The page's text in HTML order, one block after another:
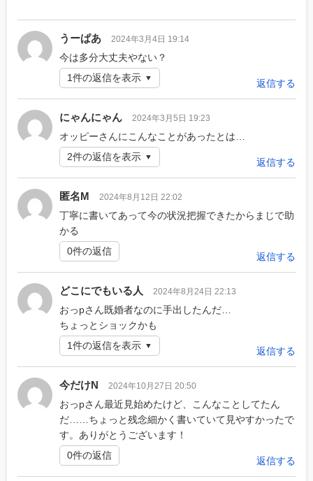
うーぱあ 2024年3月4日 19:14
今は多分大丈夫やない？
返信する
1件の返信を表示
にゃんにゃん 2024年3月5日 19:23
オッピーさんにこんなことがあったとは…
返信する
2件の返信を表示
匿名M 2024年8月12日 22:02
丁寧に書いてあって今の状況把握できたからまじで助
かる
返信する
0件の返信
どこにでもいる人 2024年8月24日 22:13
おっpさん既婚者なのに手出したんだ…
ちょっとショックかも
返信する
1件の返信を表示
今だけN 2024年10月27日 20:50
おっpさん最近見始めたけど、こんなことしてたん
だ……ちょっと残念細かく書いていて見やすかったで
す。ありがとうございます！
返信する
0件の返信